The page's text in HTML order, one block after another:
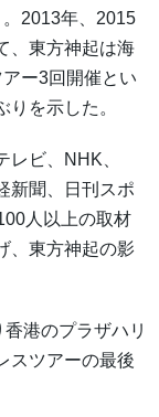
2013年、2015
、東方神起は海
ー3回開催とい
を示した。
ビ、NHK、
新聞、日刊スポ
人以上の取材
、東方神起の影
港のプラザハリ
スツアーの最後